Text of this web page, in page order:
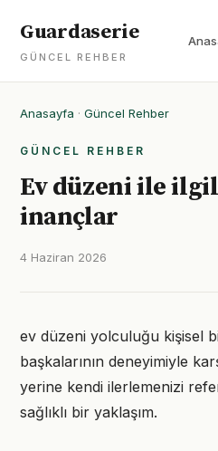
Guardaserie
GÜNCEL REHBER
Anasayfa · Güncel Rehber
GÜNCEL REHBER
Ev düzeni ile
inançlar
4 Haziran 2026
ev düzeni yolculuğu kişisel
başkalarının deneyimiyle
yerine kendi ilerlemenizi
sağlıklı bir yaklaşım.